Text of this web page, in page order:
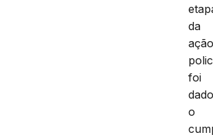
da
foi
o